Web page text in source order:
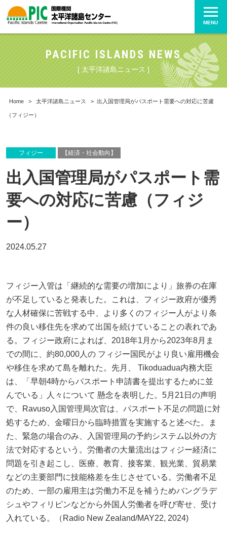
MENU
PACIFIC ISLANDS NEWS
[ 太平洋諸島ニュース ]
Home > 太平洋諸島ニュース > 出入国管理局がパスポート需要への対応に苦慮
（フィジー）
フィジー 【経済・社会動向】
出入国管理局がパスポート需
要への対応に苦慮（フィジ
ー）
2024.05.27
フィジー入管は「継続的な需要の増加により」旅券の在庫
が不足していると発表した。これは、フィジー政府が優秀
な人材確保に苦戦する中、より多くのフィジー人がより条
件の良い移住先を求めて出国を続けていることの表れであ
る。フィジー政府によれば、2018年1月から2023年8月ま
での間に、約80,000人の フィジー国民がより良い雇用機会
や移住を求めて島を離れた。先月、 Tikoduadua内務大臣
は、「早朝4時からパスポート申請書を提出するために並
んでいる」人々について 懸念を表明した。5月21日の声明
で、Ravuso入国管理局次官は、パスポート不足の問題に対
処するため、金曜日から臨時措置を実施すると述べた。ま
た、緊急の場合のみ、入国管理局の予約システム以外の方
法で対応するという。労働者の大量流出はフィジー経済に
問題を引き起こし、医療、教育、接客業、観光業、貿易業
などの主要部門に技能格差を生じさせている。労働者不足
のため、一部の雇用主は労働力不足を補うためバングラデ
シュやフィリピンなどから外国人労働者を呼び寄せ、受け
入れている。（Radio New Zealand/MAY22, 2024)